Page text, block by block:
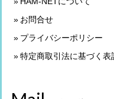
お問合せ
プライバシーポリシー
特定商取引法に基づく表